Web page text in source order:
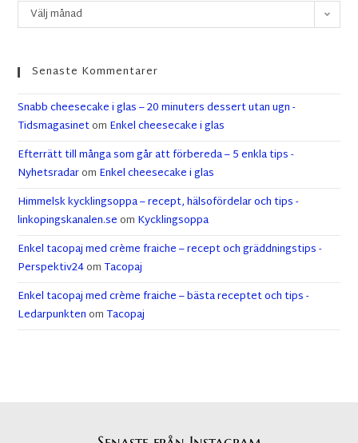
Välj månad
Senaste Kommentarer
Snabb cheesecake i glas – 20 minuters dessert utan ugn -
Tidsmagasinetom Enkel cheesecake i glas
Efterrätt till många som går att förbereda – 5 enkla tips -
Nyhetsradarom Enkel cheesecake i glas
Himmelsk kycklingsoppa – recept, hälsofördelar och tips -
linkopingskanalen.seom Kycklingsoppa
Enkel tacopaj med crème fraiche – recept och gräddningstips -
Perspektiv24omTacopaj
Enkel tacopaj med crème fraiche – bästa receptet och tips -
LedarpunktenomTacopaj